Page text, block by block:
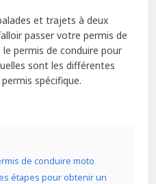
et trajets à deux
passer votre permis de
permis de conduire pour
sont les différentes
spécifique.
de conduire moto
étapes pour obtenir un